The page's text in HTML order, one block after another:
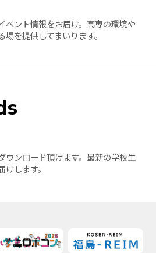
ベント情報をお届け。高専の環境や
を提供してまいります。
ウンロード頂けます。最新の学校生
します。